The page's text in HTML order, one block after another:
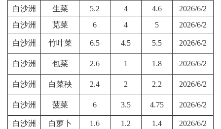
白沙洲
生菜 5.2 4 4.6
2026/6/2
白沙洲
苋菜 6 4 5 2026/6/2
白沙洲 竹叶菜 6.5 4.5 5.5 2026/6/2
白沙洲 包菜 2.6 1 1.8 2026/6/2
白沙洲 白菜秧 2.4 2 2.2 2026/6/2
白沙洲 菠菜 6 3.5 4.75 2026/6/2
白沙洲 白萝卜 1.6 1.2 1.4
2026/6/2